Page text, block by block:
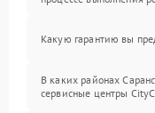
Какую гарантию вы
В каких районах
сервисные центры